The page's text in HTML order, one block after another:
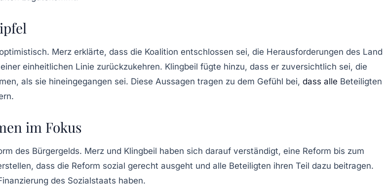
Merz erklärte, dass die Koalition entschlossen sei, die Herausforderungen des
einheitlichen Linie zurückzukehren. Klingbeil fügte hinzu, dass er zuversichtlich sei, die
als sie hineingegangen sei. Diese Aussagen tragen zu dem Gefühl bei, dass alle Beteiligten
im Fokus
des Bürgergelds. Merz und Klingbeil haben sich darauf verständigt, eine Reform bis zum
dass die Reform sozial gerecht ausgeht und alle Beteiligten ihren Teil dazu beitragen.
des Sozialstaats haben.